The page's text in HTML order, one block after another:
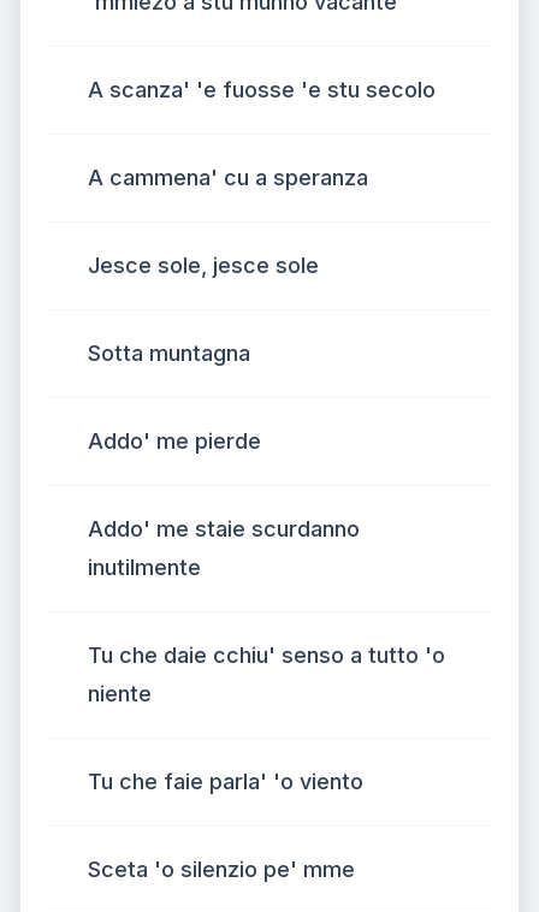
A scanza' 'e fuosse 'e stu secolo
A cammena' cu a speranza
Jesce sole, jesce sole
Sotta muntagna
Addo' me pierde
Addo' me staie scurdanno
inutilmente
Tu che daie cchiu' senso a tutto 'o
niente
Tu che faie parla' 'o viento
Sceta 'o silenzio pe' mme